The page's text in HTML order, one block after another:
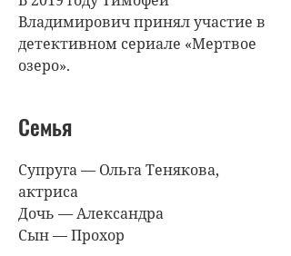
Владимирович принял участие в
детективном сериале «Мертвое
озеро».
Семья
Супруга — Ольга Тенякова,
актриса
Дочь — Александра
Сын — Прохор